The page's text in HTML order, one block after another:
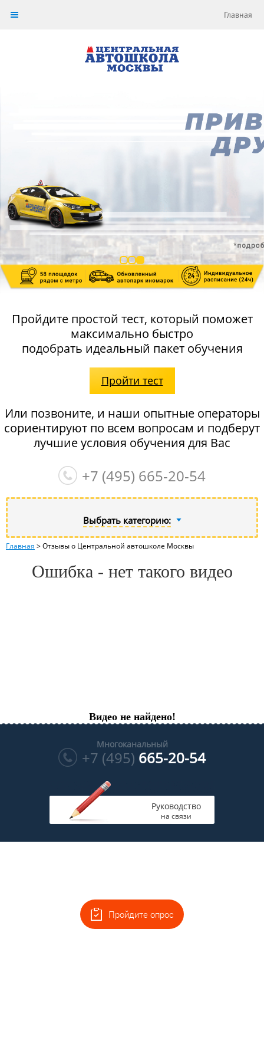
Главная
Пройдите простой тест, который поможет
максимально быстро
подобрать идеальный пакет обучения
Пройти тест
Или позвоните, и наши опытные операторы
сориентируют по всем вопросам и подберут
лучшие условия обучения для Вас
+7 (495) 665-20-54
Выбрать категорию:
Главная >Отзывы о Центральной автошколе Москвы
Ошибка - нет такого видео
Видео не найдено!
Многоканальный
+7 (495) 665-20-54
Руководство
на связи
Пройдите опрос